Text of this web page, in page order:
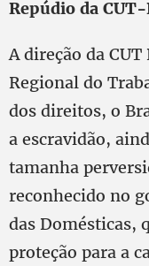
Repúdio da
A direção da
Regional do
dos direitos, o
a escravidão,
tamanha
reconhecido no
das Domésticas,
proteção para a